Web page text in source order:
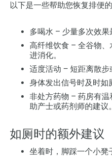
以下是一些帮助您恢复排便
多喝水 – 少量多次效果
高纤维饮食 – 全谷物、
进消化。
适度活动 – 短距离散步
身体发出信号时及时如
非处方药物 – 药房有温
助产士或药剂师的建议。
如厕时的额外建议
坐着时，脚踩一个小凳